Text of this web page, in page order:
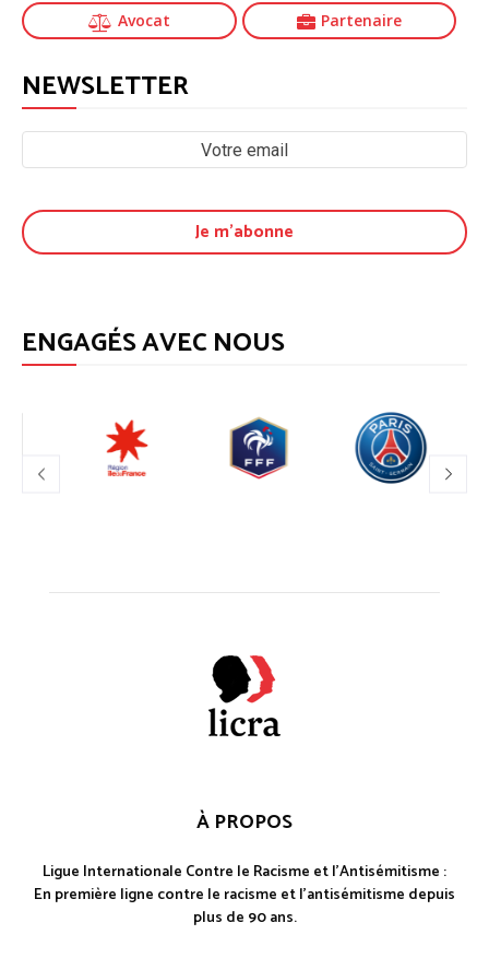
Avocat Partenaire
NEWSLETTER
ENGAGÉS AVEC NOUS
À PROPOS
Ligue Internationale Contre le Racisme et l'Antisémitisme :
En première ligne contre le racisme et l'antisémitisme depuis
plus de 90 ans.